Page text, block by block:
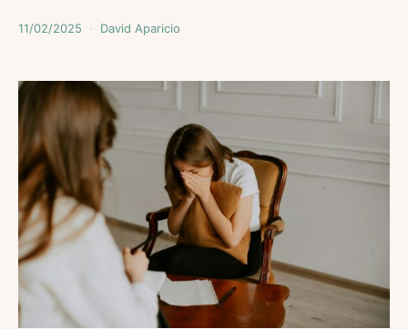
11/02/2025 David Aparicio